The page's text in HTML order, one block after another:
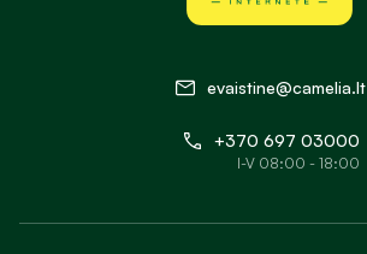
evaistine@camelia.lt
+370 697 03000
I-V 08:00 - 18:00